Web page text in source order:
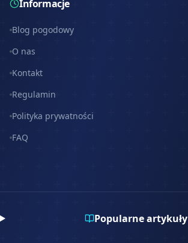
Informacje
Blog pogodowy
O nas
Kontakt
Regulamin
Polityka prywatności
FAQ
Popularne artykuły